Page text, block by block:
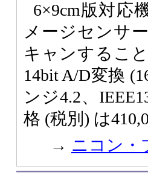
6×9cm版対応
メージセンサ
キャンするこ
14bit A/D変換
ンジ4.2、
格 (税別) は
→ ニコン・